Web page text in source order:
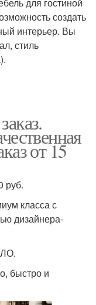
создать
интерьер. Вы
стиль
от 15
руб.
класса с
дизайнера-
быстро и